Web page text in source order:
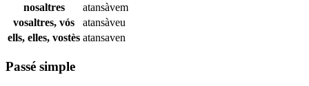
nosaltres
atansàvem
vosaltres, vós
atansàveu
ells, elles, vostès atansaven
Passé simple